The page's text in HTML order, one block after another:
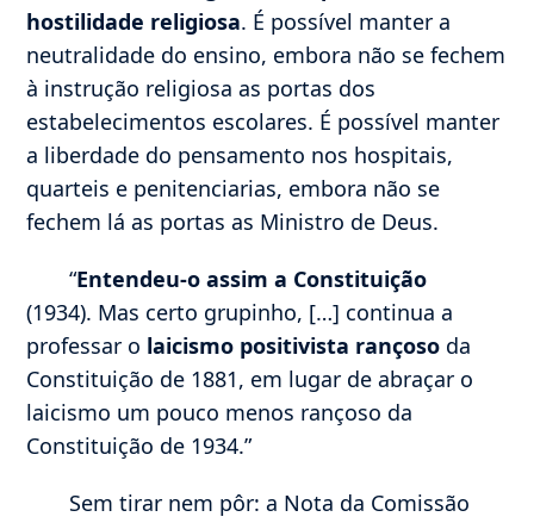
hostilidade religiosa. É possível manter a
neutralidade do ensino, embora não se fechem
à instrução religiosa as portas dos
estabelecimentos escolares. É possível manter
a liberdade do pensamento nos hospitais,
quarteis e penitenciarias, embora não se
fechem lá as portas as Ministro de Deus.
“Entendeu-o assim a Constituição
(1934). Mas certo grupinho, […] continua a
professar o laicismo positivista rançoso da
Constituição de 1881, em lugar de abraçar o
laicismo um pouco menos rançoso da
Constituição de 1934.”
Sem tirar nem pôr: a Nota da Comissão